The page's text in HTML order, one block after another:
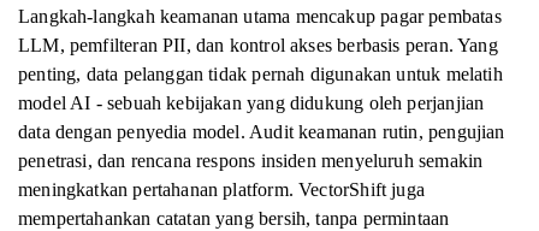
Langkah-langkah keamanan utama mencakup pagar pembatas
LLM, pemfilteran PII, dan kontrol akses berbasis peran. Yang
penting, data pelanggan tidak pernah digunakan untuk melatih
model AI - sebuah kebijakan yang didukung oleh perjanjian
data dengan penyedia model. Audit keamanan rutin, pengujian
penetrasi, dan rencana respons insiden menyeluruh semakin
meningkatkan pertahanan platform. VectorShift juga
mempertahankan catatan yang bersih, tanpa permintaan